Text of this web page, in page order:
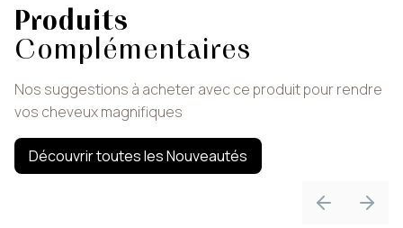
Produits
Complémentaires
Nos suggestions à acheter avec ce produit pour rendre
vos cheveux magnifiques
Découvrir toutes les Nouveautés
PreviousNext